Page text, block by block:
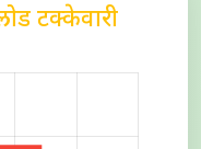
टक्केवारी